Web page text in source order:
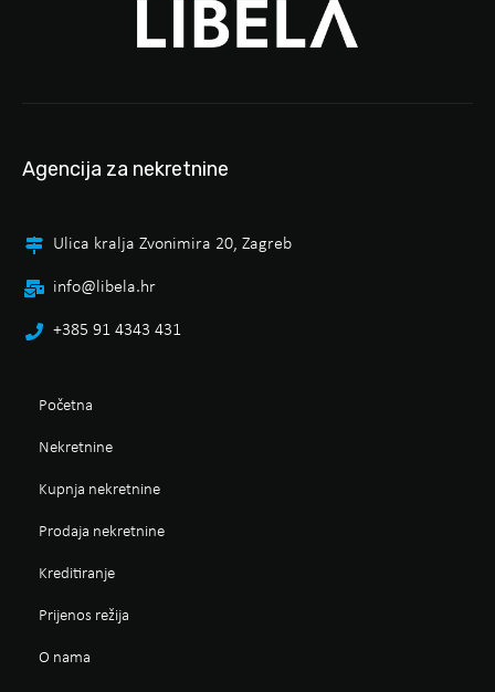
Agencija za nekretnine
Ulica kralja Zvonimira 20, Zagreb
info@libela.hr
+385 91 4343 431
Početna
Nekretnine
Kupnja nekretnine
Prodaja nekretnine
Kreditiranje
Prijenos režija
O nama